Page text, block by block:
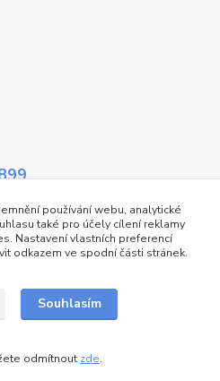
©FT
používání webu, analytické
také pro účely cílení reklamy
Nastavení vlastních preferencí
odkazem ve spodní části stránek.
Souhlasím
odmítnout zde.